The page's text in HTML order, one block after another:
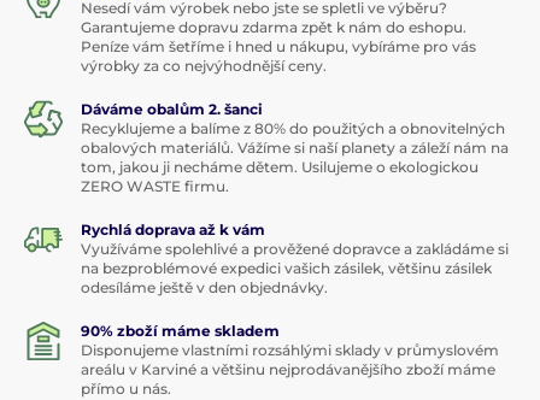
Nesedí vám výrobek nebo jste se spletli ve výběru?
Garantujeme dopravu zdarma zpět k nám do eshopu.
Peníze vám šetříme i hned u nákupu, vybíráme pro vás
výrobky za co nejvýhodnější ceny.
Dáváme obalům 2. šanci
Recyklujeme a balíme z 80% do použitých a obnovitelných
obalových materiálů. Vážíme si naší planety a záleží nám na
tom, jakou ji necháme dětem. Usilujeme o ekologickou
ZERO WASTE firmu.
Rychlá doprava až k vám
Využíváme spolehlivé a prověžené dopravce a zakládáme si
na bezproblémové expedici vašich zásilek, většinu zásilek
odesíláme ještě v den objednávky.
90% zboží máme skladem
Disponujeme vlastními rozsáhlými sklady v průmyslovém
areálu v Karviné a většinu nejprodávanějšího zboží máme
přímo u nás.